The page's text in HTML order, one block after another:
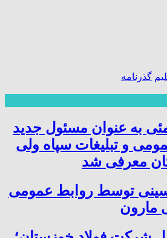
گذرنامه
به عنوان مسئول جدید
و تبلیغات سپاه ولی
معرفی شد
توسط روابط عمومی
مارون